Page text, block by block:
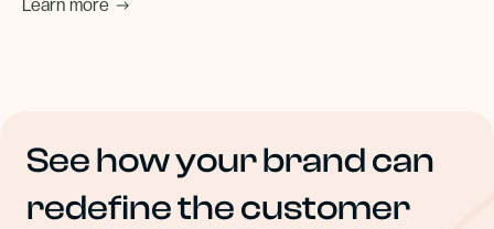
Learn more
See how your brand can
redefine the customer